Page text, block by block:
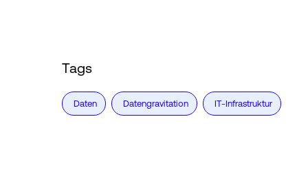
Tags
Daten Datengravitation IT-Infrastruktur